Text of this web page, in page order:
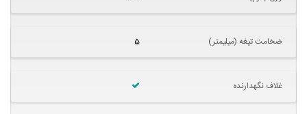
ضخامت تیغه (میلیمتر) 5
غلاف نگهدارنده